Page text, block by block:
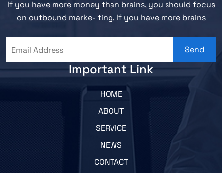
If you have more money than brains, you should focus
on outbound marke- ting. If you have more brains
Send
Important Link
HOME
ABOUT
SERVICE
NEWS
CONTACT